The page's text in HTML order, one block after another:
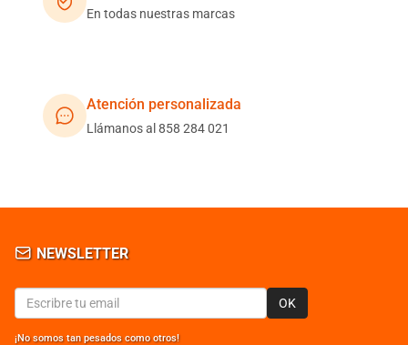
En todas nuestras marcas
Atención personalizada
Llámanos al 858 284 021
NEWSLETTER
OK
¡No somos tan pesados como otros!